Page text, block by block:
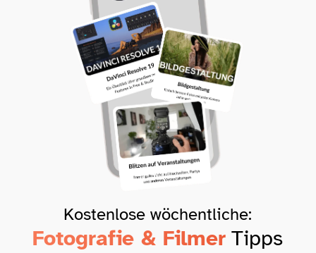
Kostenlose wöchentliche:
Fotografie & Filmer Tipps